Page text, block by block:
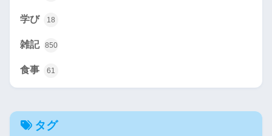
学び 18
雑記 850
食事 61
タグ